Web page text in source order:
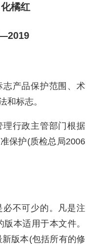
橘红
产品保护范围、术
和标志。
行政主管部门根据
保护(质检总局2006
不可少的。凡是注
本适用于本文件。
版本(包括所有的修